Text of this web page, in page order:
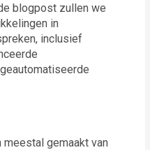
blogpost zullen we
in
inclusief
gemaakt van